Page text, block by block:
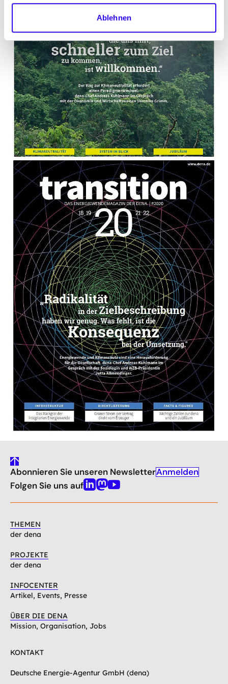
Ablehnen
transition 21 – das Energiewendemagazin
der dena
„transition – das Energiewendemagazin der
dena“ erscheint jährlich zum dena
Energiewende-Kongress im Herbst. Schwerpunkt
der Ausgabe 2021 ist das Thema
Klimaneutralität. Das Magazin wird als...
01.11.19 PUBLIKATION
transition 20 – das Energiewendemagazin
der dena
„transition – das Energiewendemagazin der
dena“ erscheint jährlich zum dena
Energiewende-Kongress im Herbst. Schwerpunkt
der Ausgabe 2020 ist das Thema integrierte
Infrastruktur. Das Magazin wird als...
gehe
nach
oben
Abonnieren Sie unseren NewsletterAnmelden
Folgen Sie uns aufLinkedin
Mastodon
Youtube
THEMEN
der dena
PROJEKTE
der dena
INFOCENTER
Artikel, Events, Presse
ÜBER DIE DENA
Mission, Organisation, Jobs
KONTAKT
Deutsche Energie-Agentur GmbH (dena)